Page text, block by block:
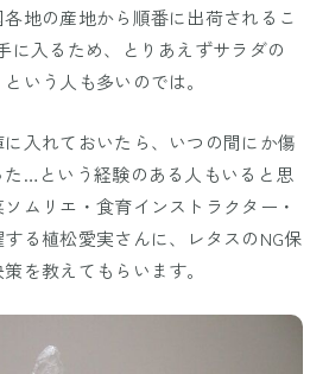
地の産地から順番に出荷されるこ
に入るため、とりあえずサラダの
いう人も多いのでは。
入れておいたら、いつの間にか傷
た…という経験のある人もいると思
ムリエ・食育インストラクター・
る植松愛実さんに、レタスのNG保
を教えてもらいます。